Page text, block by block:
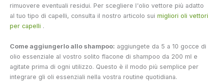
rimuovere eventuali residui. Per scegliere l'olio vettore più adatto
al tuo tipo di capelli, consulta il nostro articolo sui migliori oli vettori
per capelli .
Come aggiungerlo allo shampoo: aggiungete da 5 a 10 gocce di
olio essenziale al vostro solito flacone di shampoo da 200 ml e
agitate prima di ogni utilizzo. Questo è il modo più semplice per
integrare gli oli essenziali nella vostra routine quotidiana.